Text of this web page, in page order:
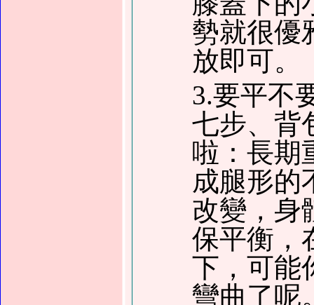
勢就很優
放即可。
3.要平不
七步、背
啦：長期
成腿形的
改變，身
保平衡，
下，可能
彎曲了呢